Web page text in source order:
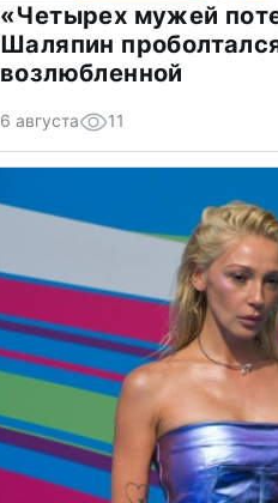
«Четырех мужей
Шаляпин
возлюбленной
6 августа 11